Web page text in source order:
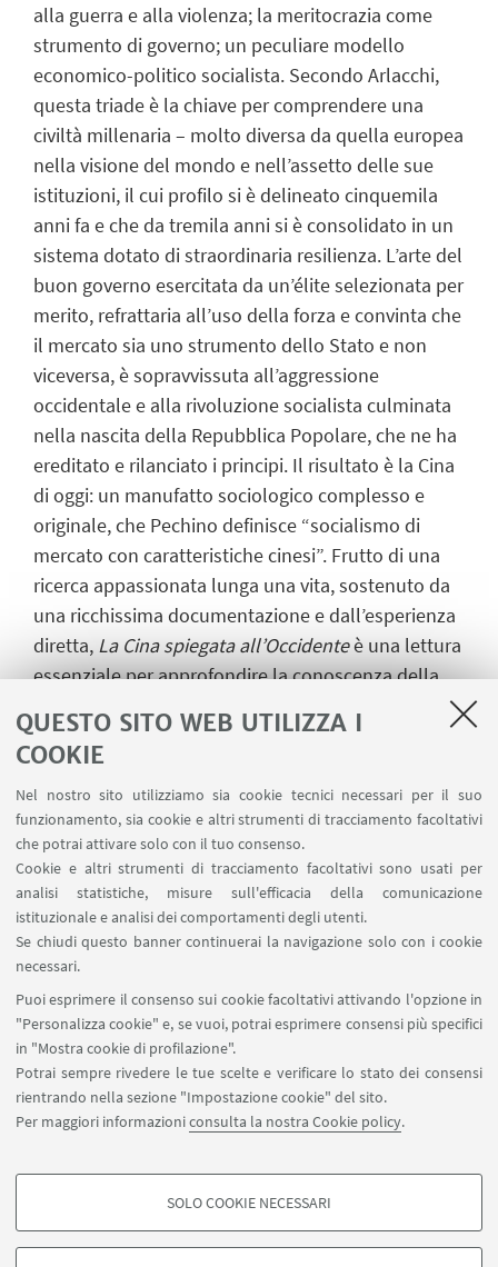
QUESTO SITO WEB UTILIZZA I
COOKIE
Nel nostro sito utilizziamo sia cookie tecnici necessari per il suo
funzionamento, sia cookie e altri strumenti di tracciamento facoltativi
che potrai attivare solo con il tuo consenso.
Cookie e altri strumenti di tracciamento facoltativi sono usati per
analisi statistiche, misure sull'efficacia della comunicazione
istituzionale e analisi dei comportamenti degli utenti.
Se chiudi questo banner continuerai la navigazione solo con i cookie
necessari.
Puoi esprimere il consenso sui cookie facoltativi attivando l'opzione in
"Personalizza cookie" e, se vuoi, potrai esprimere consensi più specifici
in "Mostra cookie di profilazione".
Potrai sempre rivedere le tue scelte e verificare lo stato dei consensi
rientrando nella sezione "Impostazione cookie" del sito.
Per maggiori informazioniconsulta la nostra Cookie policy.
COOKIE DI PROFILAZIONE - FACOLTATIVI
SOLO COOKIE NECESSARI
alla guerra e alla violenza; la meritocrazia come
strumento di governo; un peculiare modello
economico-politico socialista. Secondo Arlacchi,
questa triade è la chiave per comprendere una
civiltà millenaria – molto diversa da quella europea
nella visione del mondo e nell’assetto delle sue
istituzioni, il cui profilo si è delineato cinquemila
anni fa e che da tremila anni si è consolidato in un
sistema dotato di straordinaria resilienza. L’arte del
buon governo esercitata da un’élite selezionata per
merito, refrattaria all’uso della forza e convinta che
il mercato sia uno strumento dello Stato e non
viceversa, è sopravvissuta all’aggressione
occidentale e alla rivoluzione socialista culminata
nella nascita della Repubblica Popolare, che ne ha
ereditato e rilanciato i principi. Il risultato è la Cina
di oggi: un manufatto sociologico complesso e
originale, che Pechino definisce “socialismo di
mercato con caratteristiche cinesi”. Frutto di una
ricerca appassionata lunga una vita, sostenuto da
una ricchissima documentazione e dall’esperienza
diretta, La Cina spiegata all’Occidenteè una lettura
essenziale per approfondire la conoscenza della
narrazioni superficiali prevalenti nel discorso
occidentale.
IN EVIDENZA
Locandina[ .pdf 196Kb ]
Laboratorio di critica storiografica e
[ .pdf 148Kb ]
Seguici su: